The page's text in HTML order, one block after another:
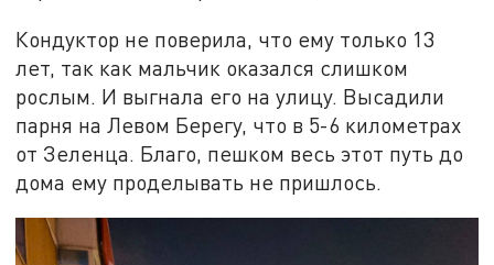
Кондуктор не поверила, что ему только 13
лет, так как мальчик оказался слишком
рослым. И выгнала его на улицу. Высадили
парня на Левом Берегу, что в 5-6 километрах
от Зеленца. Благо, пешком весь этот путь до
дома ему проделывать не пришлось.